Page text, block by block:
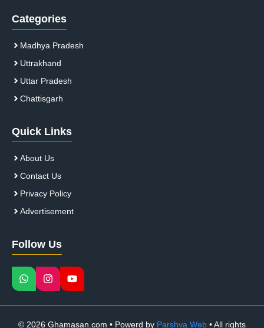
Categories
Madhya Pradesh
Uttrakhand
Uttar Pradesh
Chattisgarh
Quick Links
About Us
Contact Us
Privacy Policy
Advertisement
Follow Us
© 2026 Ghamasan.com • Powerd by Parshva Web • All rights